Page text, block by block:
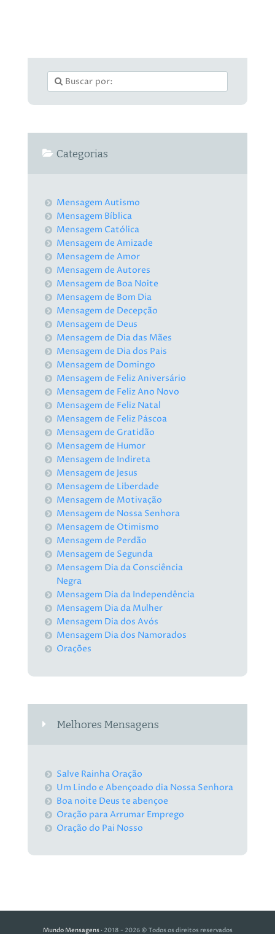
Categorias
Mensagem Autismo
Mensagem Bíblica
Mensagem Católica
Mensagem de Amizade
Mensagem de Amor
Mensagem de Autores
Mensagem de Boa Noite
Mensagem de Bom Dia
Mensagem de Decepção
Mensagem de Deus
Mensagem de Dia das Mães
Mensagem de Dia dos Pais
Mensagem de Domingo
Mensagem de Feliz Aniversário
Mensagem de Feliz Ano Novo
Mensagem de Feliz Natal
Mensagem de Feliz Páscoa
Mensagem de Gratidão
Mensagem de Humor
Mensagem de Indireta
Mensagem de Jesus
Mensagem de Liberdade
Mensagem de Motivação
Mensagem de Nossa Senhora
Mensagem de Otimismo
Mensagem de Perdão
Mensagem de Segunda
Mensagem Dia da Consciência
Negra
Mensagem Dia da Independência
Mensagem Dia da Mulher
Mensagem Dia dos Avós
Mensagem Dia dos Namorados
Orações
Melhores Mensagens
Salve Rainha Oração
Um Lindo e Abençoado dia Nossa Senhora
Boa noite Deus te abençoe
Oração para Arrumar Emprego
Oração do Pai Nosso
Mundo Mensagens· 2018 - 2026 © Todos os direitos reservados